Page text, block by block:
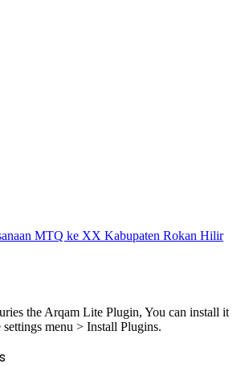
MTQ ke XX Kabupaten Rokan Hilir
the Arqam Lite Plugin, You can install it
menu > Install Plugins.